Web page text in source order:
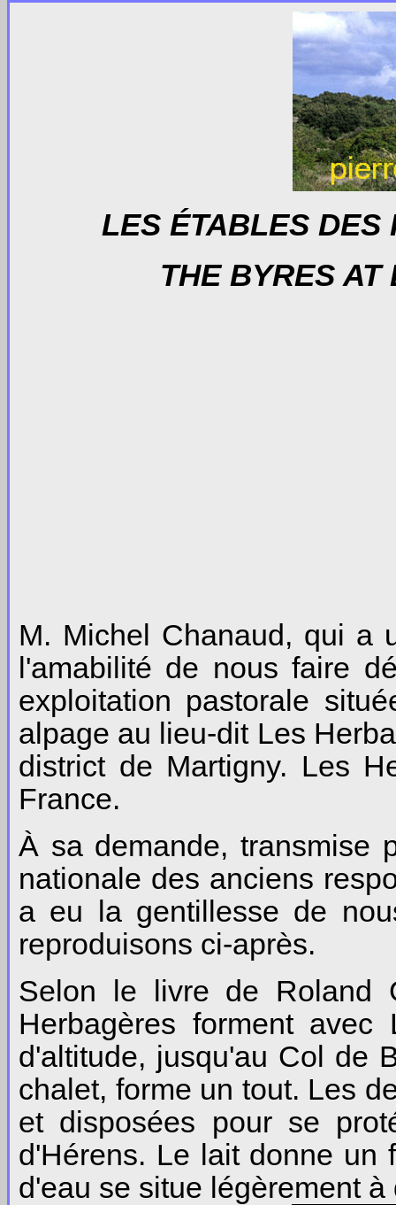
LES ÉTABLES DES
THE BYRES
M. Michel Chanaud, qui a
l'amabilité de nous faire
exploitation pastorale
alpage au lieu-dit Les
district de Martigny. Les
France.
À sa demande, transmise
nationale des anciens
a eu la gentillesse de
reproduisons ci-après.
Selon le livre de Roland
Herbagères forment
d'altitude, jusqu'au Col de
chalet, forme un tout. Les
et disposées pour se
d'Hérens. Le lait donne un
d'eau se situe légèrement